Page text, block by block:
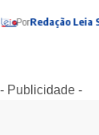
PorRedação Leia
- Publicidade -